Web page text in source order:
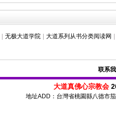
无极大道学院 大道系列从书分类阅读网
联系
大道真佛心宗教会
地址ADD：台灣省桃園縣八德市